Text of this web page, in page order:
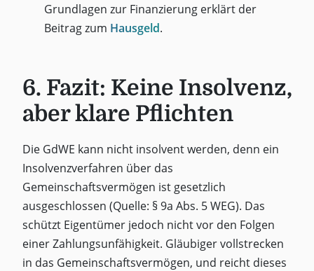
Grundlagen zur Finanzierung erklärt der
Beitrag zum Hausgeld.
6. Fazit: Keine Insolvenz,
aber klare Pflichten
Die GdWE kann nicht insolvent werden, denn ein
Insolvenzverfahren über das
Gemeinschaftsvermögen ist gesetzlich
ausgeschlossen (Quelle: § 9a Abs. 5 WEG). Das
schützt Eigentümer jedoch nicht vor den Folgen
einer Zahlungsunfähigkeit. Gläubiger vollstrecken
in das Gemeinschaftsvermögen, und reicht dieses